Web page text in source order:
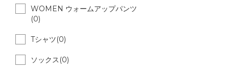
WOMEN ウォームアップパンツ
(0)
Tシャツ(0)
ソックス(0)